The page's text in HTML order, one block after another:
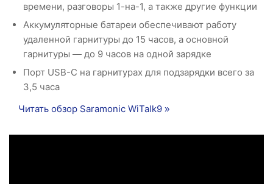
времени, разговоры 1-на-1, а также другие функции
Аккумуляторные батареи обеспечивают работу
удаленной гарнитуры до 15 часов, а основной
гарнитуры — до 9 часов на одной зарядке
Порт USB-C на гарнитурах для подзарядки всего за
3,5 часа
Читать обзор Saramonic WiTalk9 »